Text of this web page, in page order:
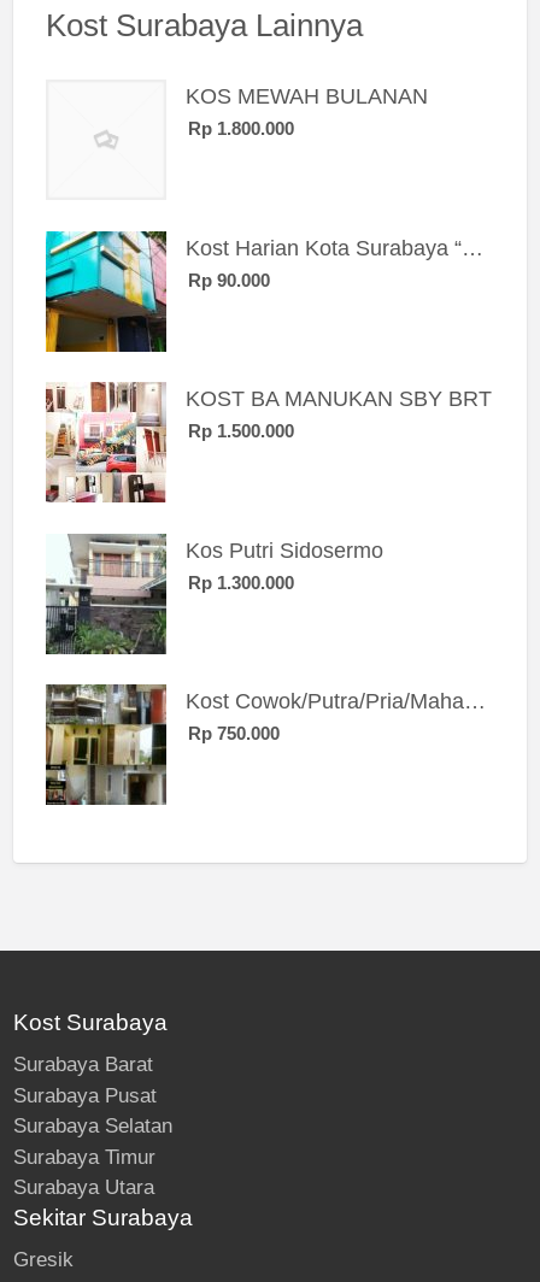
Kost Surabaya Lainnya
KOS MEWAH BULANAN
Rp 1.800.000
Kost Harian Kota Surabaya “Sierra Kost”
Rp 90.000
KOST BA MANUKAN SBY BRT
Rp 1.500.000
Kos Putri Sidosermo
Rp 1.300.000
Kost Cowok/Putra/Pria/Mahasiswa/Karyawan SIngle eksklusif bangunan baru
Rp 750.000
Kost Surabaya
Surabaya Barat
Surabaya Pusat
Surabaya Selatan
Surabaya Timur
Surabaya Utara
Sekitar Surabaya
Gresik